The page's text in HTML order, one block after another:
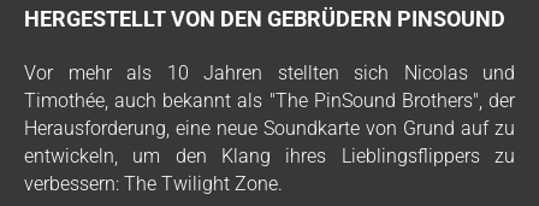
HERGESTELLT VON DEN GEBRÜDERN PINSOUND
Vor mehr als 10 Jahren stellten sich Nicolas und
Timothée, auch bekannt als "The PinSound Brothers", der
Herausforderung, eine neue Soundkarte von Grund auf zu
entwickeln, um den Klang ihres Lieblingsflippers zu
verbessern: The Twilight Zone.